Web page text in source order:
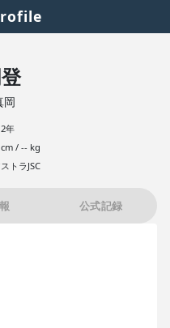
岡
年
/ -- kg
トラJSC
公式記録